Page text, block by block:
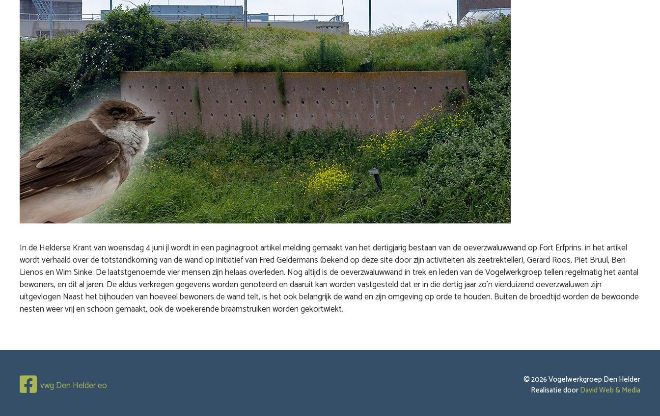
In de Helderse Krant van woensdag 4 juni jl wordt in een paginagroot artikel melding gemaakt van het dertigjarig bestaan van de oeverzwaluwwand op Fort Erfprins. in het artikel
wordt verhaald over de totstandkoming van de wand op initiatief van Fred Geldermans (bekend op deze site door zijn activiteiten als zeetrekteller), Gerard Roos, Piet Bruul, Ben
Lienos en Wim Sinke. De laatstgenoemde vier mensen zijn helaas overleden. Nog altijd is de oeverzwaluwwand in trek en leden van de Vogelwerkgroep tellen regelmatig het aantal
bewoners, en dit al jaren. De aldus verkregen gegevens worden genoteerd en daaruit kan worden vastgesteld dat er in die dertig jaar zo’n vierduizend oeverzwaluwen zijn
uitgevlogen Naast het bijhouden van hoeveel bewoners de wand telt, is het ook belangrijk de wand en zijn omgeving op orde te houden. Buiten de broedtijd worden de bewoonde
nesten weer vrij en schoon gemaakt, ook de woekerende braamstruiken worden gekortwiekt.
vwg Den Helder eo
© 2026 Vogelwerkgroep Den Helder
Realisatie doorDavid Web & Media